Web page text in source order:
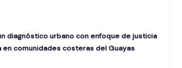
diagnóstico urbano con enfoque de justicia
comunidades costeras del Guayas